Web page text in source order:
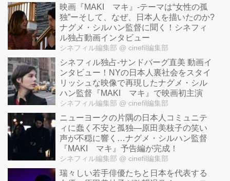
映画『MAKI マキ』-テーマは“女性の孤
独”ーそして、なぜ、日本人を描いたのか?
ナグメ・シルハン監督に聞く！シネフィ
ル独占動画インタビュー
シネフィル編集部 @ cinefil編集部
シネフィル独占-サンドバーグ直美 動画イ
ンタビュー！NYの日本人裏社会をスタイ
リッシュな映像で再現したナグメ・シル
ハン監督『MAKI マキ』で映画初主演
シネフィル編集部 @ cinefil編集部
ニューヨークの片隅の日本人コミュニテ
ィに蠢く不安と孤独—原田美枝子の笑い
声が不穏に響く…ナグメ・シルハン監督
『MAKI マキ』予告編が完成！
シネフィル編集部 @ cinefil編集部
瑞々しい若手俳優たちと日本を代表する